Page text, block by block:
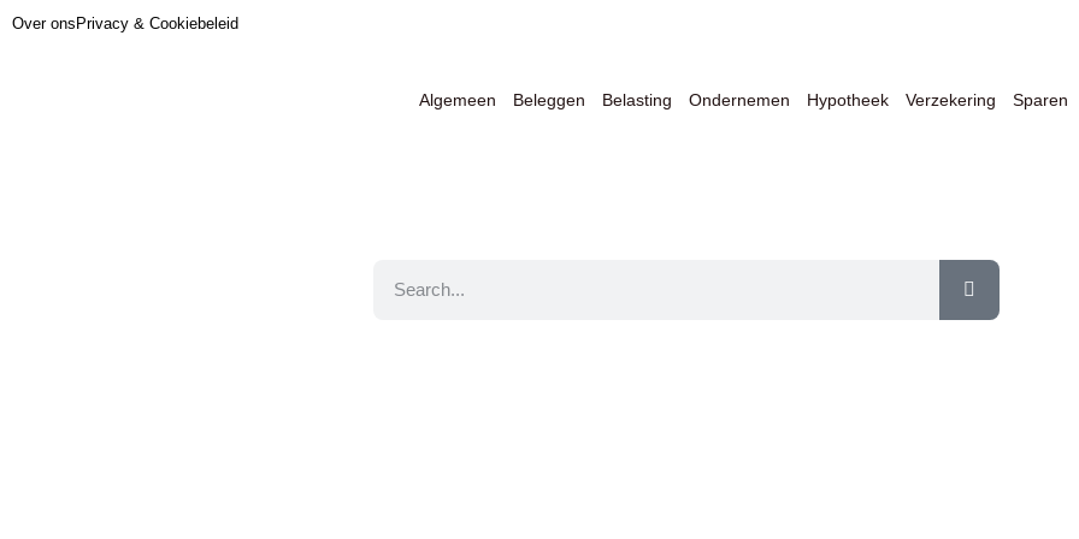
Over ons Privacy & Cookiebeleid
Algemeen Beleggen Belasting Ondernemen Hypotheek Verzekering Sparen